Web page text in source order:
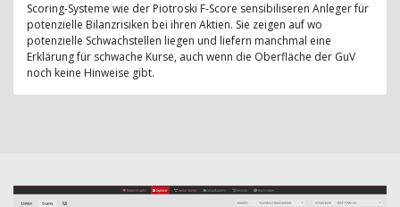
Scoring-Systeme wie der Piotroski F-Score sensibiliseren Anleger für
potenzielle Bilanzrisiken bei ihren Aktien. Sie zeigen auf wo
potenzielle Schwachstellen liegen und liefern manchmal eine
Erklärung für schwache Kurse, auch wenn die Oberfläche der GuV
noch keine Hinweise gibt.